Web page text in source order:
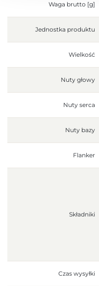
Waga brutto [g]
Jednostka produktu
Wielkość
Nuty głowy
Nuty serca
Nuty bazy
Flanker
Składniki
Czas wysyłki